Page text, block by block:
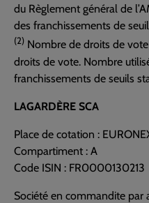
du Règlement général de
des franchissements de
(2) Nombre de droits de
droits de vote. Nombre
franchissements de seuils
LAGARDÈRE SCA
Place de cotation :
Compartiment : A
Code ISIN : FR0000130213
Société en commandite par